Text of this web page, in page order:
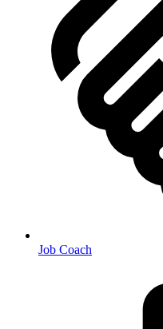
Job Coach